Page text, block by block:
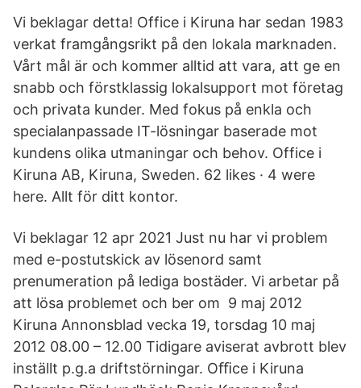
Vi beklagar detta! Office i Kiruna har sedan 1983
verkat framgångsrikt på den lokala marknaden.
Vårt mål är och kommer alltid att vara, att ge en
snabb och förstklassig lokalsupport mot företag
och privata kunder. Med fokus på enkla och
specialanpassade IT-lösningar baserade mot
kundens olika utmaningar och behov. Office i
Kiruna AB, Kiruna, Sweden. 62 likes · 4 were
here. Allt för ditt kontor.
Vi beklagar 12 apr 2021 Just nu har vi problem
med e-postutskick av lösenord samt
prenumeration på lediga bostäder. Vi arbetar på
att lösa problemet och ber om 9 maj 2012
Kiruna Annonsblad vecka 19, torsdag 10 maj
2012 08.00 – 12.00 Tidigare aviserat avbrott blev
inställt p.g.a driftstörningar. Oﬃce i Kiruna